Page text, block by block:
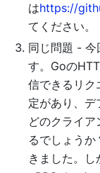
はhttps://
てください。
同じ問題 - 今
す。Goの
信できるリク
定があり、
どのクライ
るでしょう
きました。